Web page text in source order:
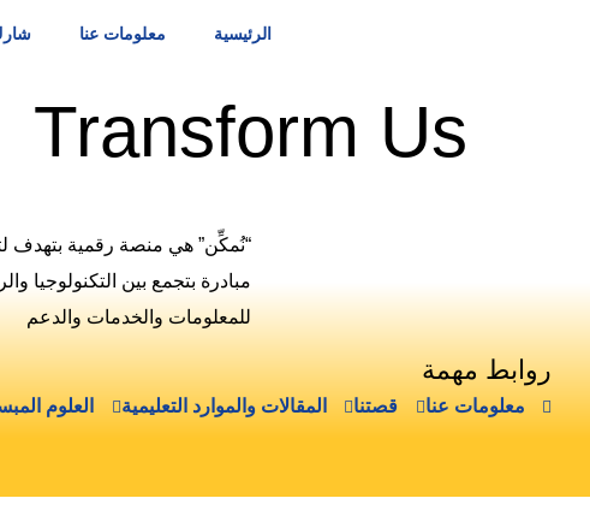
الرئيسية معلومات عنا
Transform Us
“نُمكِّن” هي منصة رقمية بتهدف
مبادرة بتجمع بين
للمعلومات والخدمات والدعم
روابط مهمة
معلومات عنا قصتنا المقالات والموارد التعليمية العلوم